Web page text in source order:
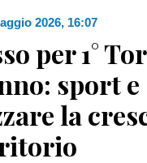
2026, 16:07
per 1°
sport
la